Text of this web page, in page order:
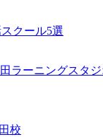
クール5選
ラーニングスタ
校